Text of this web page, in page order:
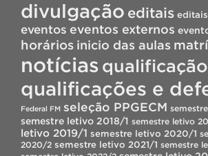
divulgação editais editais
eventos eventos externos
horários inicio das aulas
notícias qualificação
qualificações e
Federal FM seleção PPGECM
semestre letivo 2018/1 semestre letivo
letivo 2019/1 semestre letivo 2020/1
2020/2 semestre letivo 2021/1 semestre